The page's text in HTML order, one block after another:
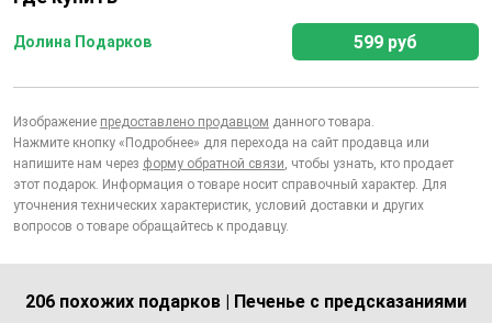
Долина Подарков 599 руб
Изображение предоставлено продавцом данного товара.
Нажмите кнопку «Подробнее» для перехода на сайт продавца или
напишите нам через форму обратной связи, чтобы узнать, кто продает
этот подарок. Информация о товаре носит справочный характер. Для
уточнения технических характеристик, условий доставки и других
вопросов о товаре обращайтесь к продавцу.
206 похожих подарков | Печенье с предсказаниями